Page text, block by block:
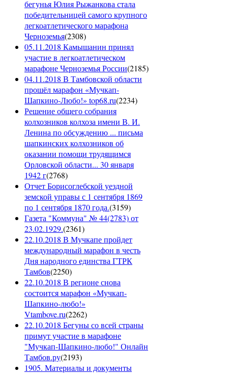
бегунья Юлия Рыжанкова стала
победительницей самого крупного
легкоатлетического марафона
Черноземья(2308)
05.11.2018 Камышанин принял
участие в легкоатлетическом
марафоне Черноземья России(2185)
04.11.2018 В Тамбовской области
прошёл марафон «Мучкап-
Шапкино-Любо!» top68.ru(2234)
Решение общего собрания
колхозников колхоза имени В. И.
Ленина по обсуждению ... письма
шапкинских колхозников об
оказании помощи трудящимся
Орловской области... 30 января
1942 г(2768)
Отчет Борисоглебской уездной
земской управы с 1 сентября 1869
по 1 сентября 1870 года.(3159)
Газета "Коммуна" № 44(2783) от
23.02.1929.(2361)
22.10.2018 В Мучкапе пройдет
международный марафон в честь
Дня народного единства ГТРК
Тамбов(2250)
22.10.2018 В регионе снова
состоится марафон «Мучкап-
Шапкино-любо!»
Vtambove.ru(2262)
22.10.2018 Бегуны со всей страны
примут участие в марафоне
"Мучкап-Шапкино-любо!" Онлайн
Тамбов.ру(2193)
1905. Материалы и документы